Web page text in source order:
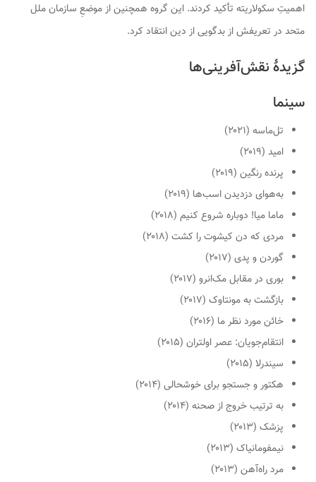
اهمیتِ سکولاریته تأکید کردند. این گروه همچنین از موضعِ سازمان ملل
متحد در تعریفش از بدگویی از دین انتقاد کرد.
گزیدهٔ نقش‌آفرینی‌ها
سینما
تل‌ماسه (۲۰۲۱)
امید (۲۰۱۹)
پرنده رنگین (۲۰۱۹)
به‌هوای دزدیدن اسب‌ها (۲۰۱۹)
ماما میا! دوباره شروع کنیم (۲۰۱۸)
مردی که دن کیشوت را کشت (۲۰۱۸)
گوردن و پدی (۲۰۱۷)
بوری در مقابل مک‌انرو (۲۰۱۷)
بازگشت به مونتاوک (۲۰۱۷)
خائن مورد نظر ما (۲۰۱۶)
انتقام‌جویان: عصر اولتران (۲۰۱۵)
سیندرلا (۲۰۱۵)
هکتور و جستجو برای خوشحالی (۲۰۱۴)
به ترتیب خروج از صحنه (۲۰۱۴)
پزشک (۲۰۱۳)
نیمفومانیاک (۲۰۱۳)
مرد راه‌آهن (۲۰۱۳)